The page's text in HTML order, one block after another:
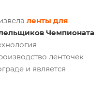
ленты для
Чемпионата
ленточек
и является